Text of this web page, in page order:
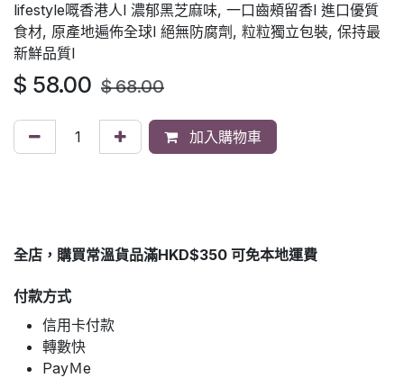
lifestyle嘅香港人l 濃郁黑芝麻味, 一口齒頰留香l 進口優質
食材, 原產地遍佈全球l 絕無防腐劑, 粒粒獨立包裝, 保持最
新鮮品質l
$ 58.00 $68.00
加入購物車
全店，購買常溫貨品滿HKD$350 可免本地運費
付款方式
信用卡付款
轉數快
PayＭe